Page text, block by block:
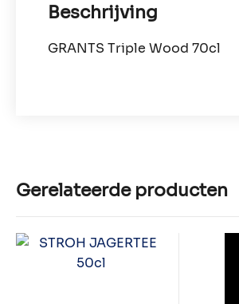
Beschrijving
GRANTS Triple Wood 70cl
Gerelateerde producten